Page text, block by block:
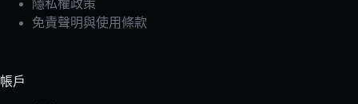
隱私權政策
免責聲明與使用條款
帳戶